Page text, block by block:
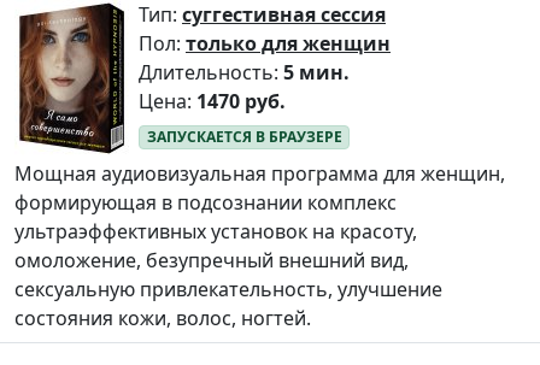
Тип: суггестивная сессия
Пол: только для женщин
Длительность: 5 мин.
Цена: 1470 руб.
Мощная аудиовизуальная программа для женщин,
формирующая в подсознании комплекс
ультраэффективных установок на красоту,
омоложение, безупречный внешний вид,
сексуальную привлекательность, улучшение
состояния кожи, волос, ногтей.